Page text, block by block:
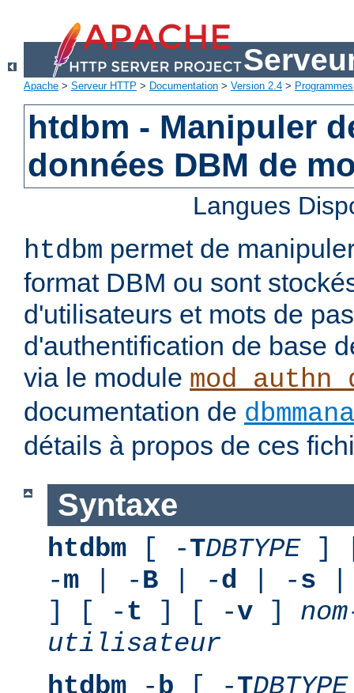
Apache > Serveur HTTP > Documentation > Version 2.4 > Programmes
htdbm - Manipuler
données DBM de
Langues
htdbm permet de
format DBM ou sont
d'utilisateurs et mots de
d'authentification de base
via le module
documentation de
détails à propos de ces
Syntaxe
htdbm [ -TDBTYPE]
-m | -B | -d | -s
] [ -t ] [ -v ]
utilisateur
htdbm -b [ -TDBTYPE